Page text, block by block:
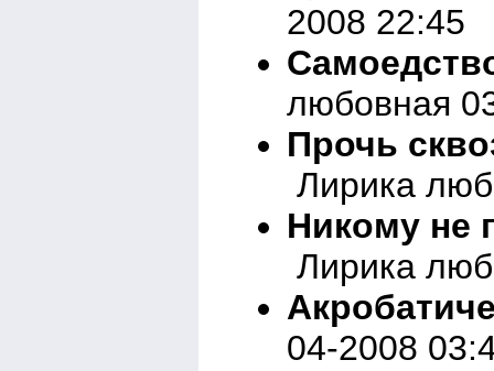
2008 22:45
любовная
Прочь
Лирика
Никому не
Лирика
04-2008